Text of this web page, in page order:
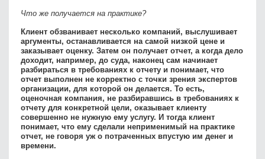
Что же получается на практике?
Клиент обзванивает несколько компаний, выслушивает
аргументы, останавливается на самой низкой цене и
заказывает оценку. Затем он получает отчет, а когда дело
доходит, например, до суда, наконец сам начинает
разбираться в требованиях к отчету и понимает, что
отчет выполнен не корректно с точки зрения экспертов
организации, для которой он делается. То есть,
оценочная компания, не разбиравшись в требованиях к
отчету для конкретной цели, оказывает клиенту
совершенно не нужную ему услугу. И тогда клиент
понимает, что ему сделали неприменимый на практике
отчет, не говоря уж о потраченных впустую им денег и
времени.